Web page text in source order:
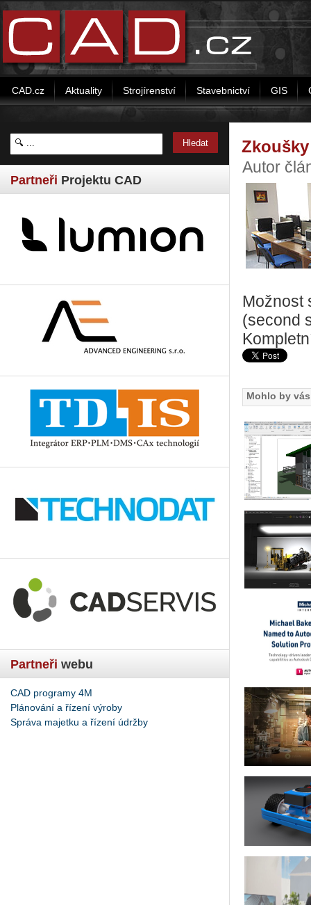
CAD.cz Aktuality Strojírenství Stavebnictví GIS
Partneři Projektu CAD
Partneři webu
CAD programy 4M
Plánování a řízení výroby
Správa majetku a řízení údržby
Autor
Možnost
(second
Mohlo by